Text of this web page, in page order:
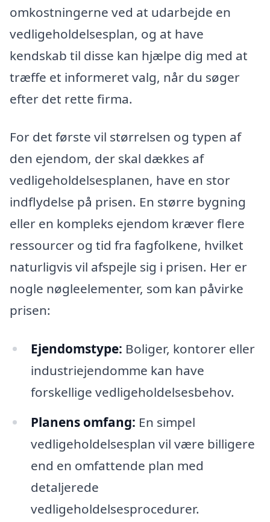
omkostningerne ved at udarbejde en
vedligeholdelsesplan, og at have
kendskab til disse kan hjælpe dig med at
træffe et informeret valg, når du søger
efter det rette firma.
For det første vil størrelsen og typen af
den ejendom, der skal dækkes af
vedligeholdelsesplanen, have en stor
indflydelse på prisen. En større bygning
eller en kompleks ejendom kræver flere
ressourcer og tid fra fagfolkene, hvilket
naturligvis vil afspejle sig i prisen. Her er
nogle nøgleelementer, som kan påvirke
prisen:
Ejendomstype: Boliger, kontorer eller
industriejendomme kan have
forskellige vedligeholdelsesbehov.
Planens omfang: En simpel
vedligeholdelsesplan vil være billigere
end en omfattende plan med
detaljerede
vedligeholdelsesprocedurer.